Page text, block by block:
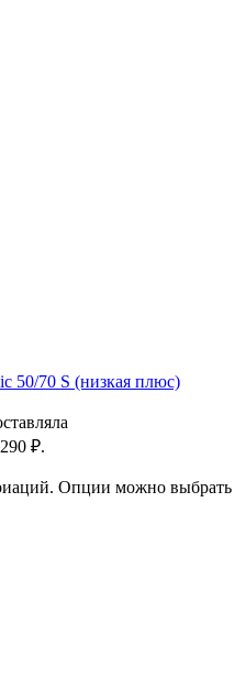
50/70 S (низкая плюс)
₽.
Опции можно выбрать